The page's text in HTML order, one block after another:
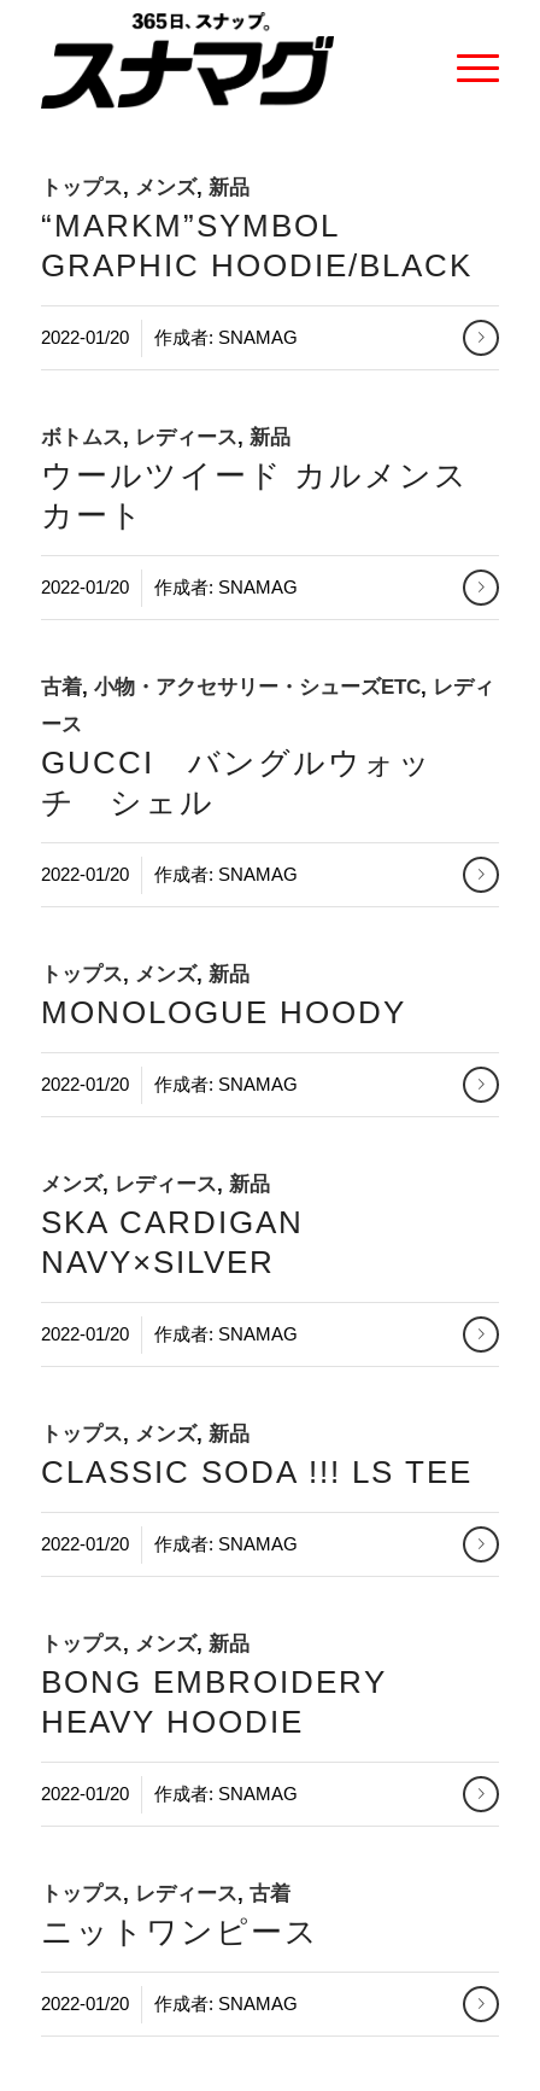
トップス, メンズ, 新品
“MARKM”SYMBOL
GRAPHIC HOODIE/BLACK
2022-01/20 作成者: SNAMAG
ボトムス, レディース, 新品
ウールツイード カルメンス
カート
2022-01/20 作成者: SNAMAG
古着, 小物・アクセサリー・シューズETC, レディ
ース
GUCCI バングルウォッ
チ シェル
2022-01/20 作成者: SNAMAG
トップス, メンズ, 新品
MONOLOGUE HOODY
2022-01/20 作成者: SNAMAG
メンズ, レディース, 新品
SKA CARDIGAN
NAVY×SILVER
2022-01/20 作成者: SNAMAG
トップス, メンズ, 新品
CLASSIC SODA !!! LS TEE
2022-01/20 作成者: SNAMAG
トップス, メンズ, 新品
BONG EMBROIDERY
HEAVY HOODIE
2022-01/20 作成者: SNAMAG
トップス, レディース, 古着
ニットワンピース
2022-01/20 作成者: SNAMAG